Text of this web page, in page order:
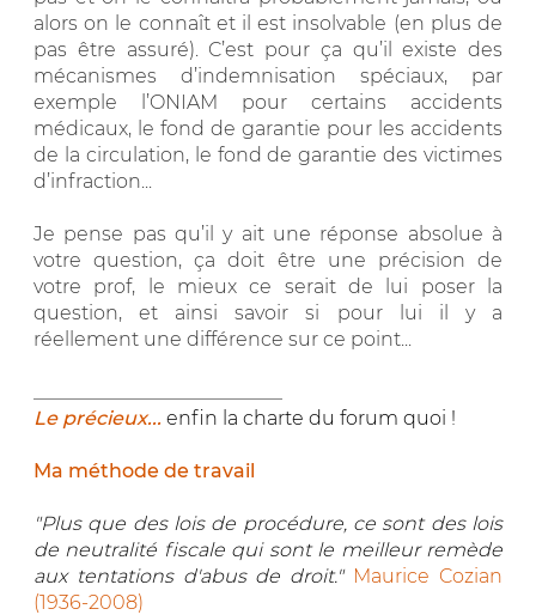
alors on le connaît et il est insolvable (en plus de
pas être assuré). C’est pour ça qu’il existe des
mécanismes d’indemnisation spéciaux, par
exemple l’ONIAM pour certains accidents
médicaux, le fond de garantie pour les accidents
de la circulation, le fond de garantie des victimes
d’infraction...
Je pense pas qu’il y ait une réponse absolue à
votre question, ça doit être une précision de
votre prof, le mieux ce serait de lui poser la
question, et ainsi savoir si pour lui il y a
réellement une différence sur ce point...
Le précieux... enfin la charte du forum quoi !
Ma méthode de travail
"Plus que des lois de procédure, ce sont des lois
de neutralité fiscale qui sont le meilleur remède
aux tentations d'abus de droit." Maurice Cozian
(1936-2008)